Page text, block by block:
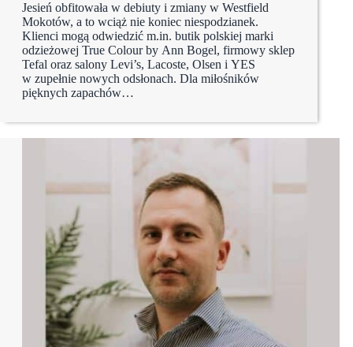
Jesień obfitowała w debiuty i zmiany w Westfield
Mokotów, a to wciąż nie koniec niespodzianek.
Klienci mogą odwiedzić m.in. butik polskiej marki
odzieżowej True Colour by Ann Bogel, firmowy sklep
Tefal oraz salony Levi’s, Lacoste, Olsen i YES
w zupełnie nowych odsłonach. Dla miłośników
pięknych zapachów…